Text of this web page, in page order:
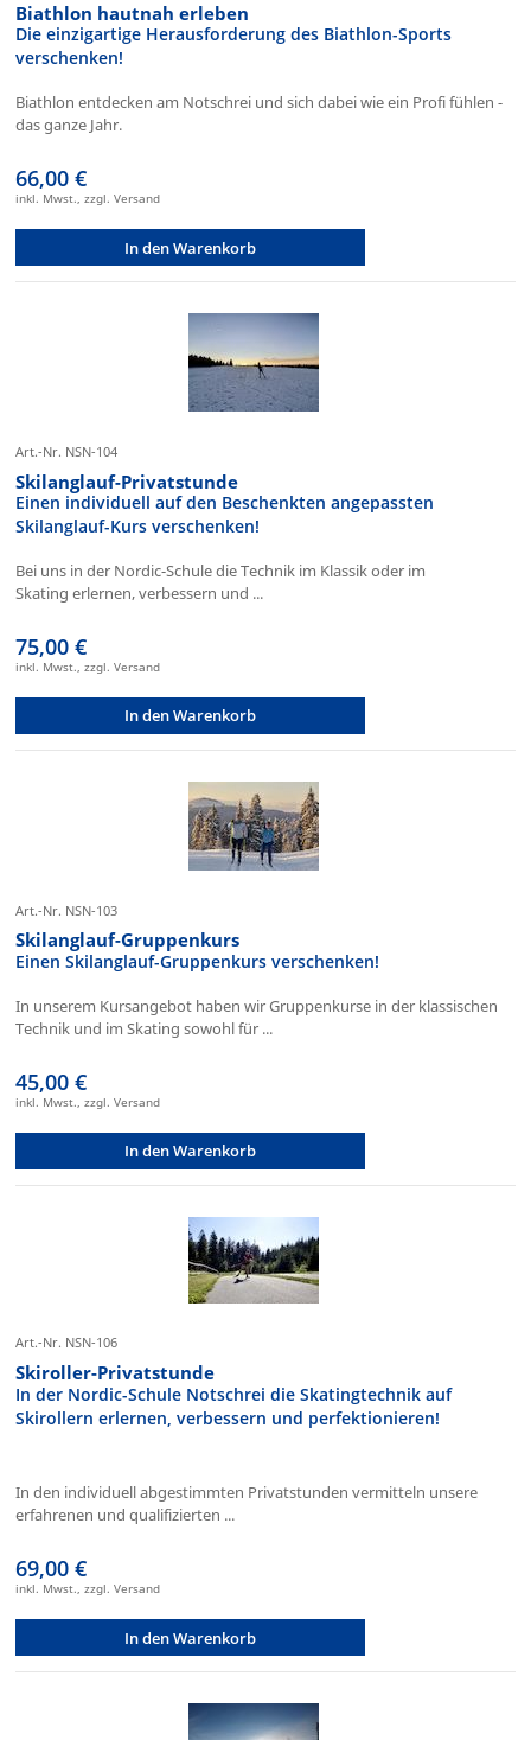
Biathlon hautnah erleben
Die einzigartige Herausforderung des Biathlon-Sports
verschenken!
Biathlon entdecken am Notschrei und sich dabei wie ein Profi fühlen -
das ganze Jahr.
66,00 €
inkl. Mwst., zzgl. Versand
In den Warenkorb
Art.-Nr. NSN-104
Skilanglauf-Privatstunde
Einen individuell auf den Beschenkten angepassten
Skilanglauf-Kurs verschenken!
Bei uns in der Nordic-Schule die Technik im Klassik oder im
Skating erlernen, verbessern und ...
75,00 €
inkl. Mwst., zzgl. Versand
In den Warenkorb
Art.-Nr. NSN-103
Skilanglauf-Gruppenkurs
Einen Skilanglauf-Gruppenkurs verschenken!
In unserem Kursangebot haben wir Gruppenkurse in der klassischen
Technik und im Skating sowohl für ...
45,00 €
inkl. Mwst., zzgl. Versand
In den Warenkorb
Art.-Nr. NSN-106
Skiroller-Privatstunde
In der Nordic-Schule Notschrei die Skatingtechnik auf
Skirollern erlernen, verbessern und perfektionieren!
In den individuell abgestimmten Privatstunden vermitteln unsere
erfahrenen und qualifizierten ...
69,00 €
inkl. Mwst., zzgl. Versand
In den Warenkorb